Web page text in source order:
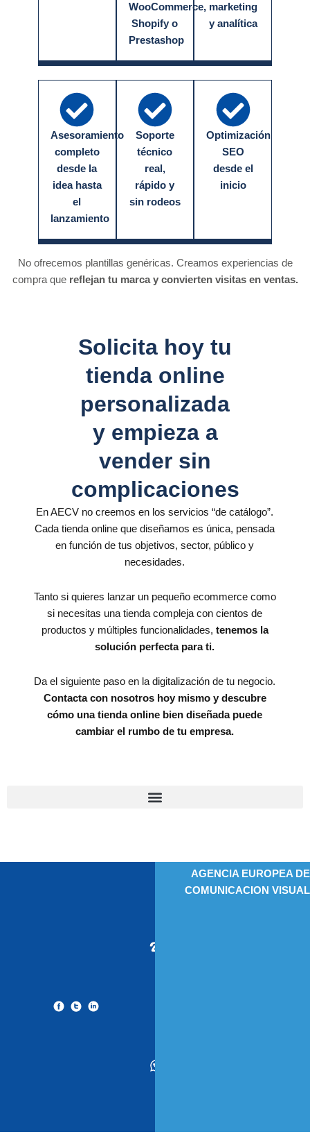
WooCommerce,
Shopify o
Prestashop
marketing
y analítica
Asesoramiento
completo
desde la
idea hasta
el
lanzamiento
Soporte
técnico
real,
rápido y
sin rodeos
Optimización
SEO
desde el
inicio
No ofrecemos plantillas genéricas. Creamos experiencias de
compra que reflejan tu marca y convierten visitas en ventas.
Solicita hoy tu
tienda online
personalizada
y empieza a
vender sin
complicaciones
En AECV no creemos en los servicios “de catálogo”.
Cada tienda online que diseñamos es única, pensada
en función de tus objetivos, sector, público y
necesidades.
Tanto si quieres lanzar un pequeño ecommerce como
si necesitas una tienda compleja con cientos de
productos y múltiples funcionalidades, tenemos la
solución perfecta para ti.
Da el siguiente paso en la digitalización de tu negocio.
Contacta con nosotros hoy mismo y descubre
cómo una tienda online bien diseñada puede
cambiar el rumbo de tu empresa.
AGENCIA EUROPEA DE
COMUNICACION VISUAL